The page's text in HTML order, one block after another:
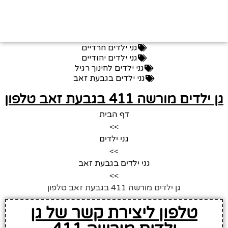
גני ילדים חרדיים
גני ילדים יהודיים
גני ילדים לחינוך רגיל
גני ילדים בגבעת זאב
גן ילדים מורשה 411 בגבעת זאב טלפון
דף הבית
>>
גני ילדים
>>
גני ילדים בגבעת זאב
>>
גן ילדים מורשה 411 בגבעת זאב טלפון
טלפון ליצירת קשר של גן